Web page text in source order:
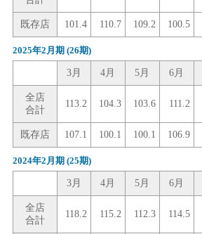
既存店 101.4 110.7 109.2 100.5
2025年2月期 (26期)
3月 4月 5月 6月
全店
合計
113.2 104.3 103.6 111.2
既存店 107.1 100.1 100.1 106.9
2024年2月期 (25期)
3月 4月 5月 6月
全店
合計
118.2 115.2 112.3 114.5